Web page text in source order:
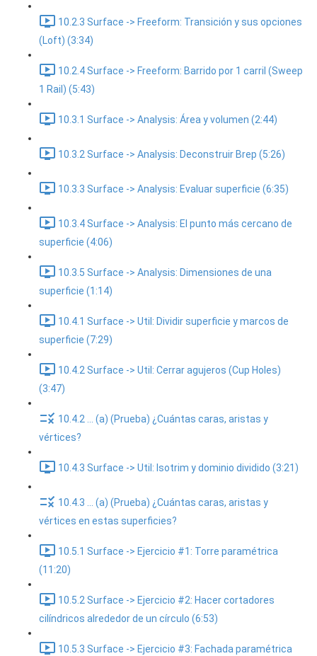
10.2.3 Surface -> Freeform: Transición y sus opciones
(Loft) (3:34)
10.2.4 Surface -> Freeform: Barrido por 1 carril (Sweep
1 Rail) (5:43)
10.3.1 Surface -> Analysis: Área y volumen (2:44)
10.3.2 Surface -> Analysis: Deconstruir Brep (5:26)
10.3.3 Surface -> Analysis: Evaluar superficie (6:35)
10.3.4 Surface -> Analysis: El punto más cercano de
superficie (4:06)
10.3.5 Surface -> Analysis: Dimensiones de una
superficie (1:14)
10.4.1 Surface -> Util: Dividir superficie y marcos de
superficie (7:29)
10.4.2 Surface -> Util: Cerrar agujeros (Cup Holes)
(3:47)
10.4.2 ... (a) (Prueba) ¿Cuántas caras, aristas y
vértices?
10.4.3 Surface -> Util: Isotrim y dominio dividido (3:21)
10.4.3 ... (a) (Prueba) ¿Cuántas caras, aristas y
vértices en estas superficies?
10.5.1 Surface -> Ejercicio #1: Torre paramétrica
(11:20)
10.5.2 Surface -> Ejercicio #2: Hacer cortadores
cilíndricos alrededor de un círculo (6:53)
10.5.3 Surface -> Ejercicio #3: Fachada paramétrica